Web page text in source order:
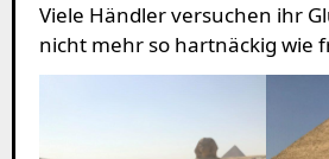
Viele Händler versuchen ihr
nicht mehr so hartnäckig wie